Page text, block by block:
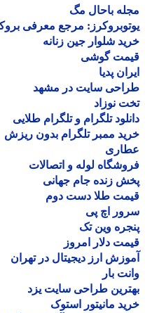
باحال مگ
مرجع معرفی بروکرها
شلوار جین زنانه
گوشی
پدیا
سایت در مشهد
نوزاد
تلگرام و تلگرام طلایی
ممبر تلگرام بدون ریزش
لوله و اتصالات
زنده جام جهانی
طلا دست دوم
اچ پی
وین تک
دلار امروز
ارز دیجیتال در تهران
بار
طراحی سایت یزد
مانیتور استوک